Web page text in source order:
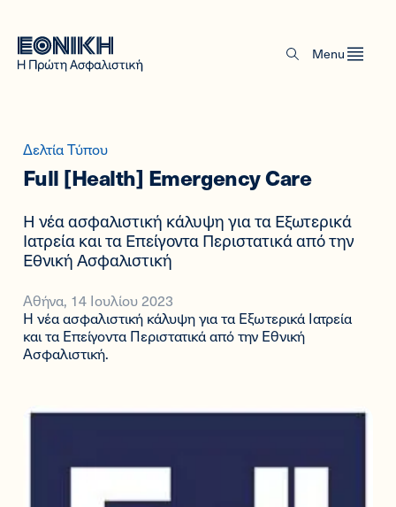
Menu
Δελτία Τύπου
Full [Health] Emergency Care
Η νέα ασφαλιστική κάλυψη για τα Εξωτερικά
Ιατρεία και τα Επείγοντα Περιστατικά από την
Εθνική Ασφαλιστική
Αθήνα, 14 Ιουλίου 2023
Η νέα ασφαλιστική κάλυψη για τα Εξωτερικά Ιατρεία
και τα Επείγοντα Περιστατικά από την Εθνική
Ασφαλιστική.